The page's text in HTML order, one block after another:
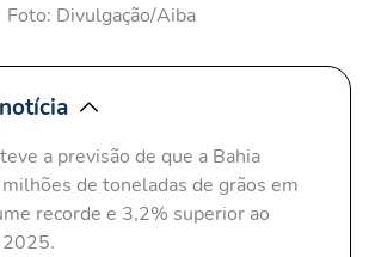
Foto: Divulgação/Aiba
a previsão de que a Bahia
de toneladas de grãos em
recorde e 3,2% superior ao